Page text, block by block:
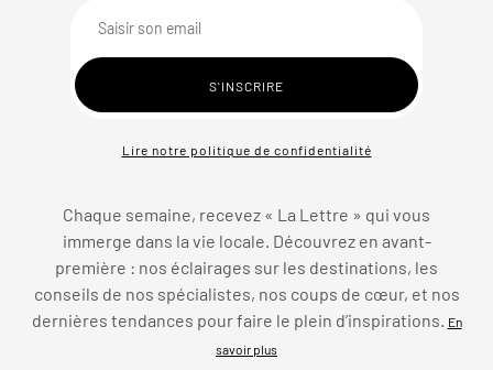
Lire notre politique de confidentialité
Chaque semaine, recevez « La Lettre » qui vous
immerge dans la vie locale. Découvrez en avant-
première : nos éclairages sur les destinations, les
conseils de nos spécialistes, nos coups de cœur, et nos
dernières tendances pour faire le plein d’inspirations. En
savoir plus